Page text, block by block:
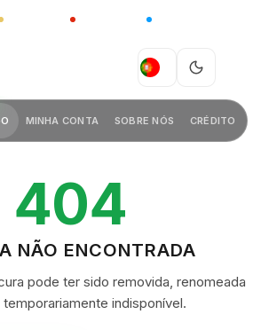
CHINA
PT
MINHA CONTA SOBRE NÓS CRÉDITO
404
NÃO ENCONTRADA
pode ter sido removida, renomeada
indisponível.